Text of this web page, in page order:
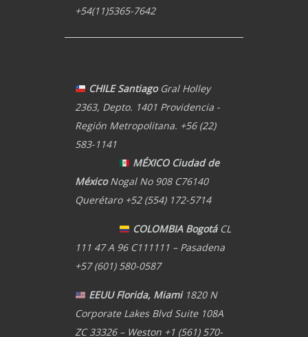
+54(11)5365-7642
CHILE Santiago Gral Holley
2363, Depto. 1401 Providencia -
Región Metropolitana. +56 (22)
583-1141
MÉXICO Ciudad de
MéxicoNogal No 908 C76140
Querétaro +52 (554) 172-5714
COLOMBIA BogotáCL
111 47 A 96 C111111 – Pasadena
+57 (601) 580-0587
EEUU Florida, Miami1820 N
Corporate Lakes Blvd Suite 108A
ZC 33326 – Weston +1 (561) 570-